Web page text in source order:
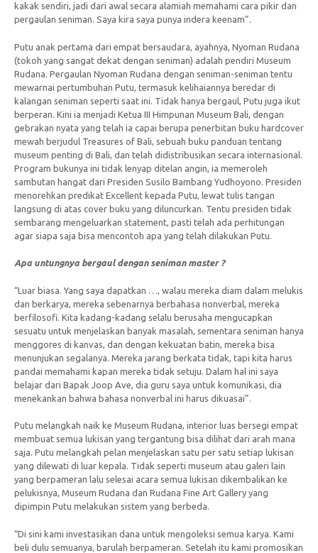
kakak sendiri, jadi dari awal secara alamiah memahami cara pikir dan
pergaulan seniman. Saya kira saya punya indera keenam”.
Putu anak pertama dari empat bersaudara, ayahnya, Nyoman Rudana
(tokoh yang sangat dekat dengan seniman) adalah pendiri Museum
Rudana. Pergaulan Nyoman Rudana dengan seniman-seniman tentu
mewarnai pertumbuhan Putu, termasuk kelihaiannya beredar di
kalangan seniman seperti saat ini. Tidak hanya bergaul, Putu juga ikut
berperan. Kini ia menjadi Ketua III Himpunan Museum Bali, dengan
gebrakan nyata yang telah ia capai berupa penerbitan buku hardcover
mewah berjudul Treasures of Bali, sebuah buku panduan tentang
museum penting di Bali, dan telah didistribusikan secara internasional.
Program bukunya ini tidak lenyap ditelan angin, ia memeroleh
sambutan hangat dari Presiden Susilo Bambang Yudhoyono. Presiden
menorehkan predikat Excellent kepada Putu, lewat tulis tangan
langsung di atas cover buku yang diluncurkan. Tentu presiden tidak
sembarang mengeluarkan statement, pasti telah ada perhitungan
agar siapa saja bisa mencontoh apa yang telah dilakukan Putu.
Apa untungnya bergaul dengan seniman master ?
“Luar biasa. Yang saya dapatkan …, walau mereka diam dalam melukis
dan berkarya, mereka sebenarnya berbahasa nonverbal, mereka
berfilosofi. Kita kadang-kadang selalu berusaha mengucapkan
sesuatu untuk menjelaskan banyak masalah, sementara seniman hanya
menggores di kanvas, dan dengan kekuatan batin, mereka bisa
menunjukan segalanya. Mereka jarang berkata tidak, tapi kita harus
pandai memahami kapan mereka tidak setuju. Dalam hal ini saya
belajar dari Bapak Joop Ave, dia guru saya untuk komunikasi, dia
menekankan bahwa bahasa nonverbal ini harus dikuasai”.
Putu melangkah naik ke Museum Rudana, interior luas bersegi empat
membuat semua lukisan yang tergantung bisa dilihat dari arah mana
saja. Putu melangkah pelan menjelaskan satu per satu setiap lukisan
yang dilewati di luar kepala. Tidak seperti museum atau galeri lain
yang berpameran lalu selesai acara semua lukisan dikembalikan ke
pelukisnya, Museum Rudana dan Rudana Fine Art Gallery yang
dipimpin Putu melakukan sistem yang berbeda.
“Di sini kami investasikan dana untuk mengoleksi semua karya. Kami
beli dulu semuanya, barulah berpameran. Setelah itu kami promosikan